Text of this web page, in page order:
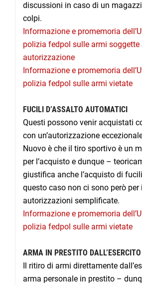
discussioni in caso di un
colpi.
Informazione e promemoria
polizia fedpol sulle armi soggette
autorizzazione
Informazione e promemoria
polizia fedpol sulle armi vietate
FUCILI D’ASSALTO AUTOMATICI
Questi possono venir acquistati
con un’autorizzazione
Nuovo è che il tiro sportivo è un
per l’acquisto e dunque –
giustifica anche l’acquisto di
questo caso non ci sono però
autorizzazioni semplificate.
Informazione e promemoria
polizia fedpol sulle armi vietate
ARMA IN PRESTITO DALL’ESERCITO
Il ritiro di armi direttamente
arma personale in prestito –